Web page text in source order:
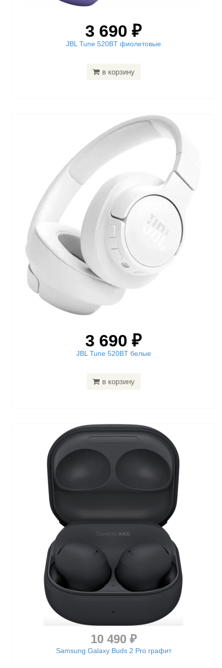
3 690 ₽
JBL Tune 520BT фиолетовые
в корзину
3 690 ₽
JBL Tune 520BT белые
в корзину
10 490 ₽
Samsung Galaxy Buds 2 Pro графит